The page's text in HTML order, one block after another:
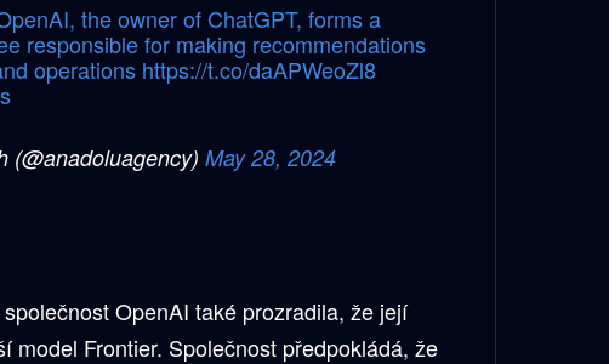
the owner of ChatGPT, forms a
responsible for making recommendations
operations https://t.co/daAPWeoZl8
(@anadoluagency)May 28, 2024
OpenAI také prozradila, že její
model Frontier. Společnost předpokládá, že